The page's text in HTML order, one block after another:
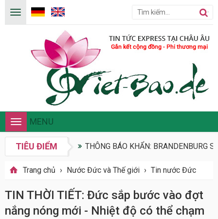
Toggle
navigation
MENU
TIÊU ĐIỂM THÔNG BÁO KHẨN: BRANDENBURG
Trang chủ › Nước Đức và Thế giới › Tin nước Đức
TIN THỜI TIẾT: Đức sắp bước vào đợt
nắng nóng mới - Nhiệt độ có thể chạm